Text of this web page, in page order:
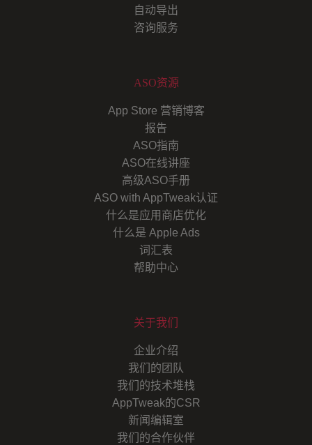
自动导出
咨询服务
ASO资源
App Store 营销博客
报告
ASO指南
ASO在线讲座
高级ASO手册
ASO with AppTweak认证
什么是应用商店优化
什么是 Apple Ads
词汇表
帮助中心
关于我们
企业介绍
我们的团队
我们的技术堆栈
AppTweak的CSR
新闻编辑室
我们的合作伙伴